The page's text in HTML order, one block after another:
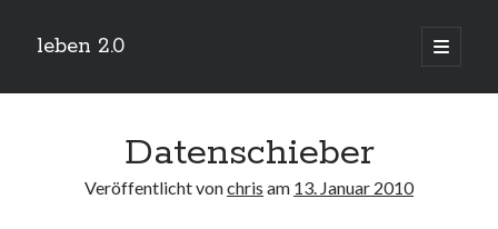
leben 2.0
öffnen
Sidebar
Datenschieber
Veröffentlicht vonchris am 13. Januar 2010